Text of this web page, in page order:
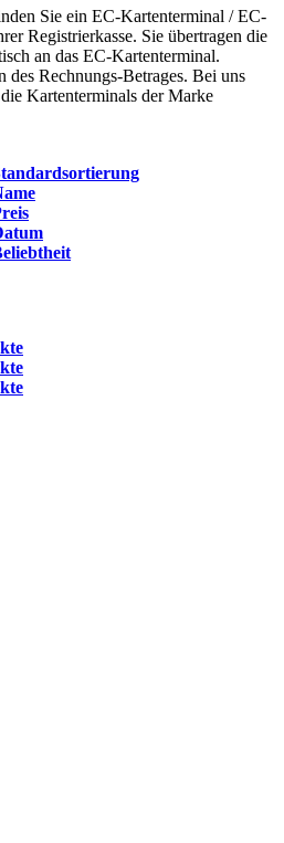
Sie ein EC-Kartenterminal / EC-
Registrierkasse. Sie übertragen die
an das EC-Kartenterminal.
des Rechnungs-Betrages. Bei uns
Kartenterminals der Marke